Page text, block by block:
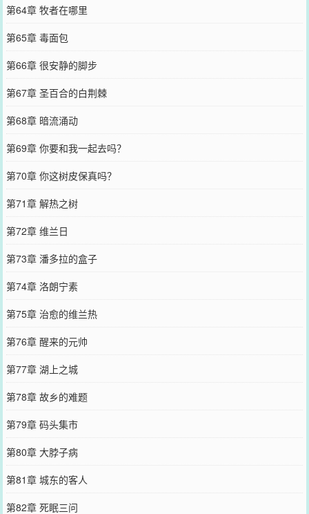
第64章 牧者在哪里
第65章 毒面包
第66章 很安静的脚步
第67章 圣百合的白荆棘
第68章 暗流涌动
第69章 你要和我一起去吗？
第70章 你这树皮保真吗？
第71章 解热之树
第72章 维兰日
第73章 潘多拉的盒子
第74章 洛朗宁素
第75章 治愈的维兰热
第76章 醒来的元帅
第77章 湖上之城
第78章 故乡的难题
第79章 码头集市
第80章 大脖子病
第81章 城东的客人
第82章 死眠三问